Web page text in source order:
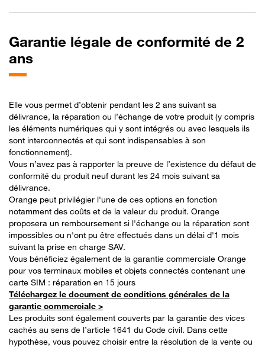
Garantie légale de conformité de 2
ans
Elle vous permet d’obtenir pendant les 2 ans suivant sa
délivrance, la réparation ou l’échange de votre produit (y compris
les éléments numériques qui y sont intégrés ou avec lesquels ils
sont interconnectés et qui sont indispensables à son
fonctionnement).
Vous n’avez pas à rapporter la preuve de l’existence du défaut de
conformité du produit neuf durant les 24 mois suivant sa
délivrance.
Orange peut privilégier l'une de ces options en fonction
notamment des coûts et de la valeur du produit. Orange
proposera un remboursement si l'échange ou la réparation sont
impossibles ou n'ont pu être effectués dans un délai d'1 mois
suivant la prise en charge SAV.
Vous bénéficiez également de la garantie commerciale Orange
pour vos terminaux mobiles et objets connectés contenant une
carte SIM : réparation en 15 jours
Téléchargez le document de conditions générales de la
garantie commerciale >
Les produits sont également couverts par la garantie des vices
cachés au sens de l’article 1641 du Code civil. Dans cette
hypothèse, vous pouvez choisir entre la résolution de la vente ou